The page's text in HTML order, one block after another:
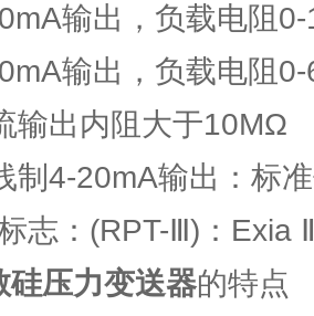
输出，负载电阻0-
输出，负载电阻0-
出内阻大于10MΩ
20mA输出：标准
：(RPT-Ⅲ)：Exia
硅压力变送器的特点